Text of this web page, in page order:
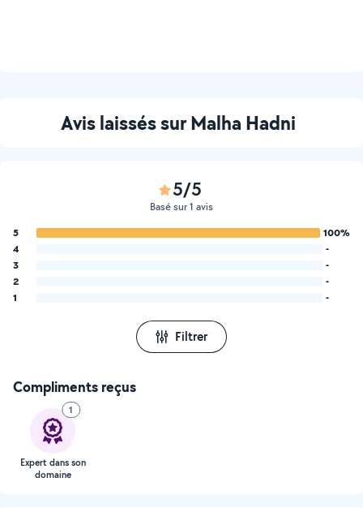
Avis laissés sur Malha Hadni
5/5
Basé sur 1 avis
5
100%
4
-
3
-
2
-
1
-
Filtrer
Compliments reçus
1
Expert dans son
domaine